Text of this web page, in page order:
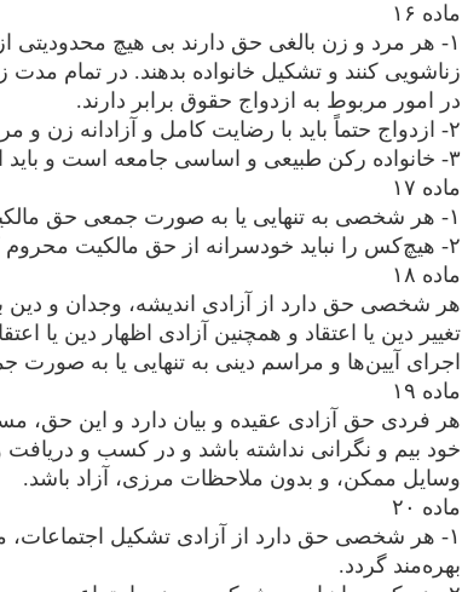
ماده ۱۶
۱- هر مرد و زن بالغی حق دارند بی هیچ محدودیتی
زناشویی کنند و تشکیل خانواده بدهند. در تمام
در امور مربوط به ازدواج حقوق برابر دارند.
۲- ازدواج حتماً باید با رضایت کامل و آزادانه زن و مرد صورت گیرد.
۳- خانواده رکن طبیعی و اساسی جامعه است و باید از حمایت جامعه و دولت بهره‌مند شود.
ماده ۱۷
۱- هر شخصی به تنهایی یا به صورت جمعی حق مالکیت دارد.
۲- هیچ‌کس را نباید خودسرانه از حق مالکیت محروم کرد.
ماده ۱۸
هر شخصی حق دارد از آزادی اندیشه، وجدان و دین
تغییر دین یا اعتقاد و همچنین آزادی اظهار دین یا
اجرای آیین‌ها و مراسم دینی به تنهایی یا به
ماده ۱۹
هر فردی حق آزادی عقیده و بیان دارد و این حق،
خود بیم و نگرانی نداشته باشد و در کسب و دریافت و
وسایل ممکن، و بدون ملاحظات مرزی، آزاد باشد.
ماده ۲۰
۱- هر شخصی حق دارد از آزادی تشکیل اجتماعات،
بهره‌مند گردد.